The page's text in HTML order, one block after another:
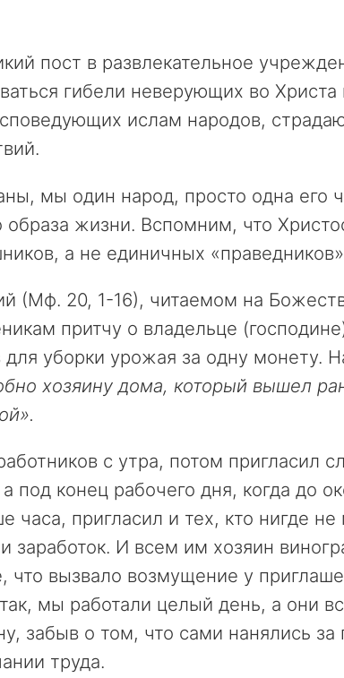
пост в развлекательное
гибели неверующих во Христа
ислам народов,
мы один народ, просто одна его
образа жизни. Вспомним, что
а не единичных
(Мф. 20, 1-16), читаемом на
притчу о владельце
уборки урожая за одну монету.
хозяину дома, который вышел
с утра, потом пригласил
под конец рабочего дня, когда до
часа, пригласил и тех, кто нигде не
заработок. И всем им хозяин
что вызвало возмущение у
мы работали целый день, а они
забыв о том, что сами нанялись
труда.